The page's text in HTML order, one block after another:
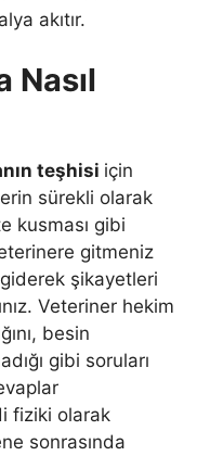
akıtır.
Nasıl
teşhisi için
sürekli olarak
kusması gibi
gitmeniz
şikayetleri
Veteriner hekim
besin
gibi soruları
fiziki olarak
sonrasında